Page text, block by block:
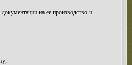
на ее производство и